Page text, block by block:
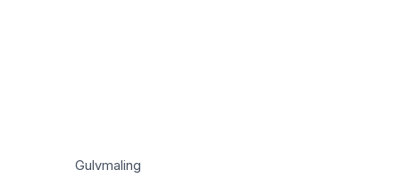
Gulvmaling